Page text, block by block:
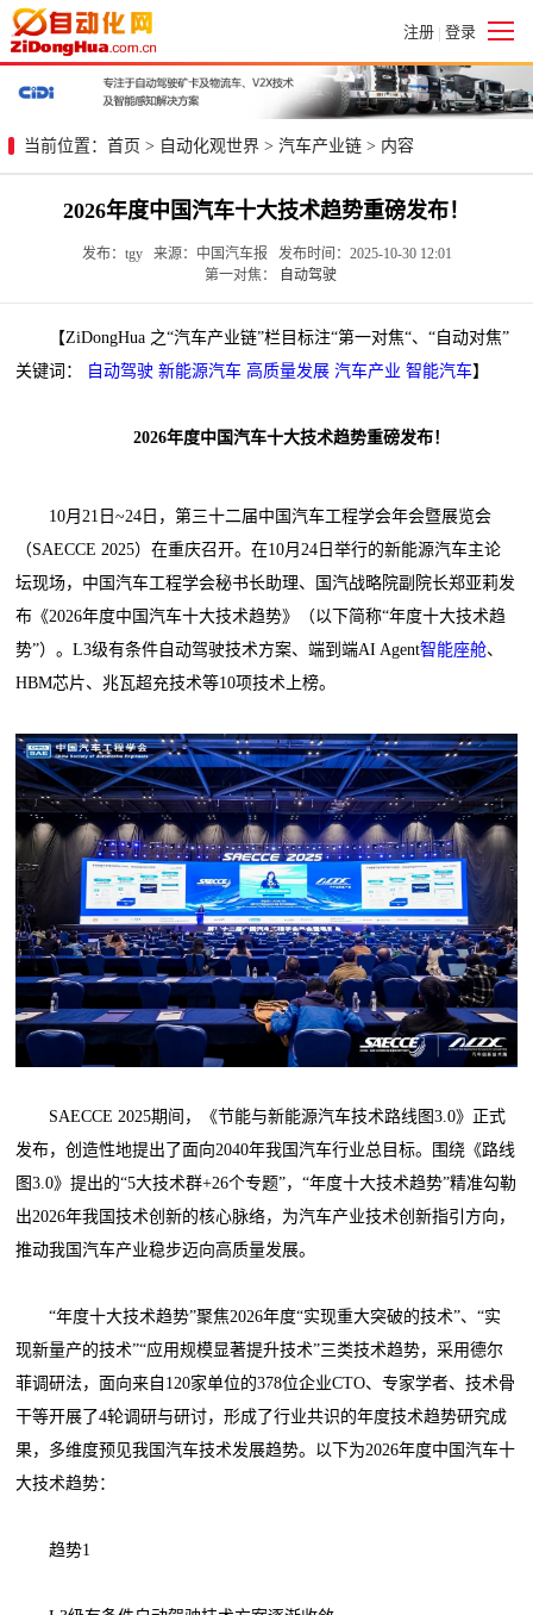
注册 | 登录
当前位置： 首页 > 自动化观世界 > 汽车产业链 > 内容
2026年度中国汽车十大技术趋势重磅发布！
发布：tgy 来源：中国汽车报 发布时间：2025-10-30 12:01
第一对焦：
自动驾驶
【ZiDongHua 之“汽车产业链”栏目标注“第一对焦“、“自动对焦”
关键词：
自动驾驶 新能源汽车 高质量发展 汽车产业 智能汽车】
2026年度中国汽车十大技术趋势重磅发布！
10月21日~24日，第三十二届中国汽车工程学会年会暨展览会
（SAECCE 2025）在重庆召开。在10月24日举行的新能源汽车主论
坛现场，中国汽车工程学会秘书长助理、国汽战略院副院长郑亚莉发
布《2026年度中国汽车十大技术趋势》（以下简称“年度十大技术趋
势”）。L3级有条件自动驾驶技术方案、端到端AI Agent智能座舱、
HBM芯片、兆瓦超充技术等10项技术上榜。
SAECCE 2025期间，《节能与新能源汽车技术路线图3.0》正式
发布，创造性地提出了面向2040年我国汽车行业总目标。围绕《路线
图3.0》提出的“5大技术群+26个专题”，“年度十大技术趋势”精准勾勒
出2026年我国技术创新的核心脉络，为汽车产业技术创新指引方向，
推动我国汽车产业稳步迈向高质量发展。
“年度十大技术趋势”聚焦2026年度“实现重大突破的技术”、“实
现新量产的技术”“应用规模显著提升技术”三类技术趋势，采用德尔
菲调研法，面向来自120家单位的378位企业CTO、专家学者、技术骨
干等开展了4轮调研与研讨，形成了行业共识的年度技术趋势研究成
果，多维度预见我国汽车技术发展趋势。以下为2026年度中国汽车十
大技术趋势：
趋势1